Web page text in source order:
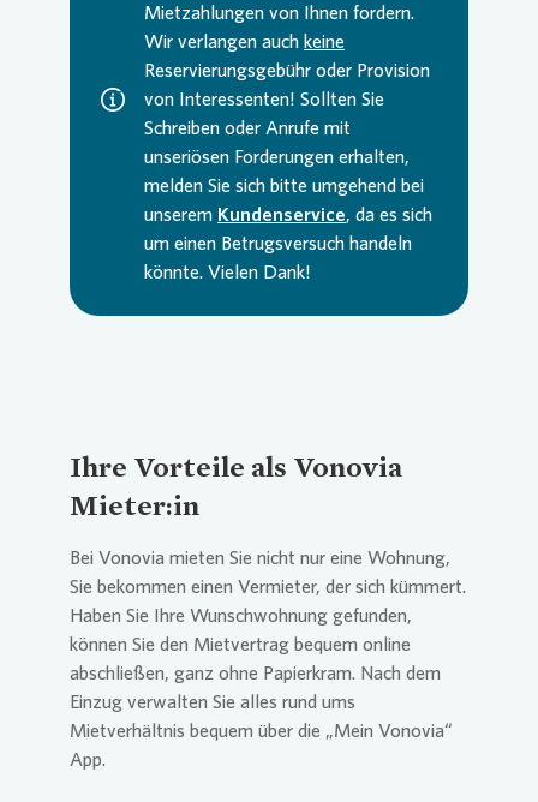
Mietzahlungen von Ihnen fordern.
Wir verlangen auch keine
Reservierungsgebühr oder Provision
von Interessenten! Sollten Sie
Schreiben oder Anrufe mit
unseriösen Forderungen erhalten,
melden Sie sich bitte umgehend bei
unserem Kundenservice, da es sich
um einen Betrugsversuch handeln
könnte. Vielen Dank!
Ihre Vorteile als Vonovia
Mieter:in
Bei Vonovia mieten Sie nicht nur eine Wohnung,
Sie bekommen einen Vermieter, der sich kümmert.
Haben Sie Ihre Wunschwohnung gefunden,
können Sie den Mietvertrag bequem online
abschließen, ganz ohne Papierkram. Nach dem
Einzug verwalten Sie alles rund ums
Mietverhältnis bequem über die „Mein Vonovia“
App.